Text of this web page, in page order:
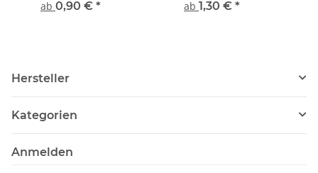
(AG) PN10
ab 0,90 € *
x Außengewinde (AG)
ab 1,30 € *
Hersteller
Kategorien
Anmelden